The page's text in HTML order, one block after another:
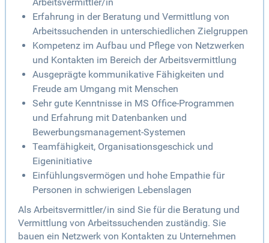
Arbeitsvermittler/in
Erfahrung in der Beratung und Vermittlung von
Arbeitssuchenden in unterschiedlichen Zielgruppen
Kompetenz im Aufbau und Pflege von Netzwerken
und Kontakten im Bereich der Arbeitsvermittlung
Ausgeprägte kommunikative Fähigkeiten und
Freude am Umgang mit Menschen
Sehr gute Kenntnisse in MS Office-Programmen
und Erfahrung mit Datenbanken und
Bewerbungsmanagement-Systemen
Teamfähigkeit, Organisationsgeschick und
Eigeninitiative
Einfühlungsvermögen und hohe Empathie für
Personen in schwierigen Lebenslagen
Als Arbeitsvermittler/in sind Sie für die Beratung und
Vermittlung von Arbeitssuchenden zuständig. Sie
bauen ein Netzwerk von Kontakten zu Unternehmen